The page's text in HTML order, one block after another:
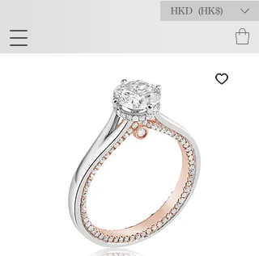
HKD (HK$)